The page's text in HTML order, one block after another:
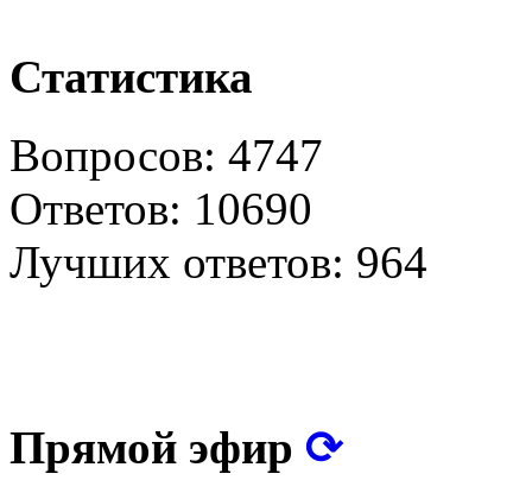
Статистика
Вопросов: 4747
Ответов: 10690
Лучших ответов: 964
Прямой эфир ⟳